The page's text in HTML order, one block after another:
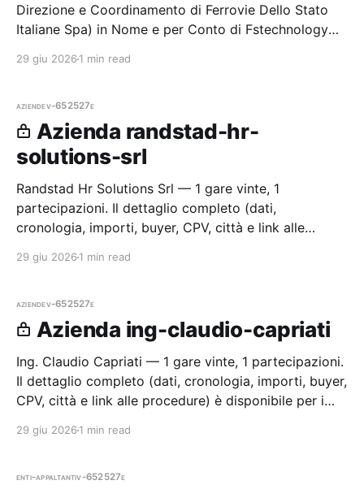
Direzione e Coordinamento di Ferrovie Dello Stato
Italiane Spa) in Nome e per Conto di Fstechnology
Dello Stato
29 giu 2026 1 min read
aziendev-652527e
Azienda randstad-hr-
solutions-srl
Randstad Hr Solutions Srl — 1 gare vinte, 1
partecipazioni. Il dettaglio completo (dati,
cronologia, importi, buyer, CPV, città e link alle
29 giu 2026 1 min read
aziendev-652527e
Azienda ing-claudio-capriati
Ing. Claudio Capriati — 1 gare vinte, 1 partecipazioni.
Il dettaglio completo (dati, cronologia, importi, buyer,
CPV, città e link alle procedure) è disponibile per i
29 giu 2026 1 min read
enti-appaltantiv-652527e